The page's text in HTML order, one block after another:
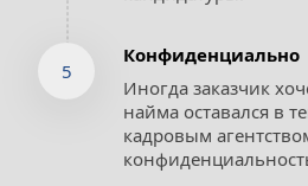
5
Конфиденциально
Иногда заказчик
найма оставался в
кадровым